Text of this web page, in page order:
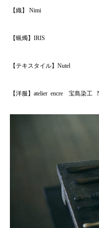
【織】 Nimi
【蝋燭】IRIS
【テキスタイル】Nutel
【洋服】atelier encre 宝島染工